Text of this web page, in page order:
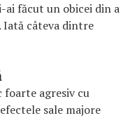
ai făcut un obicei din a
Iată câteva dintre
foarte agresiv cu
sale majore